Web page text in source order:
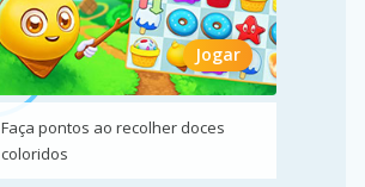
Jogar
Faça pontos ao recolher doces
coloridos